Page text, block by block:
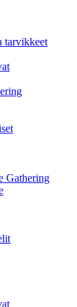
tarvikkeet
Gathering